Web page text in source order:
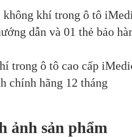
không khí trong ô tô
dẫn và 01 thẻ bảo
trong ô tô cao cấp
chính hãng 12 tháng
ảnh sản phẩm